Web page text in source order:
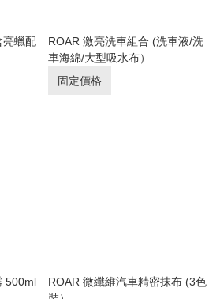
亮蠟配
ROAR 激亮洗車組合 (洗車液/洗
車海綿/大型吸水布）
固定價格
500ml
ROAR 微纖維汽車精密抹布 (3色